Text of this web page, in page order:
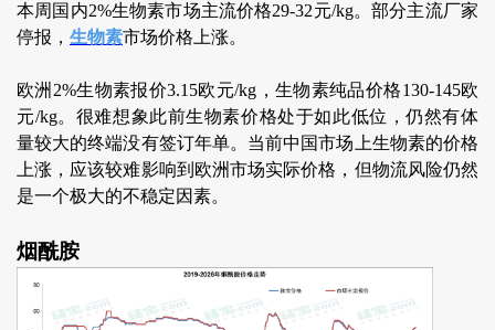
本周国内2%生物素市场主流价格29-32元/kg。部分主流厂家
停报， 生物素市场价格上涨。
欧洲2%生物素报价3.15欧元/kg，生物素纯品价格130-145欧
元/kg。很难想象此前生物素价格处于如此低位，仍然有体
量较大的终端没有签订年单。当前中国市场上生物素的价格
上涨，应该较难影响到欧洲市场实际价格，但物流风险仍然
是一个极大的不稳定因素。
烟酰胺